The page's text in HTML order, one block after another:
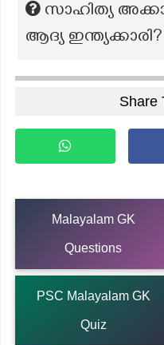
സാഹിത്യ
ആദ്യ ഇന്ത്യക്കാരി?
Share
Malayalam GK
Questions
PSC Malayalam GK
Quiz